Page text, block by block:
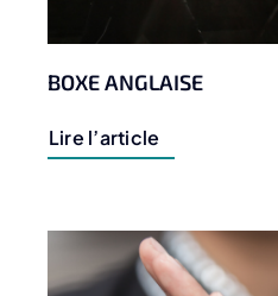
BOXE ANGLAISE
Lire l’article